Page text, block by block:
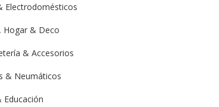
Electrodomésticos
Hogar & Deco
& Accesorios
& Neumáticos
Educación